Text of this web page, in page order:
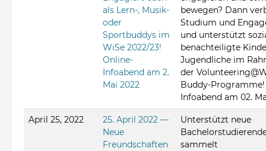
als Lern-, Musik-
oder
Sportbuddys im
WiSe 2022/23!
Online-
Infoabend am 2.
Mai 2022
bewegen? Dann
Studium und
und unterstützt
benachteiligte
Jugendliche im
der
Buddy-Programme!
Infoabend am 02.
April 25, 2022
25. April 2022 —
Neue
Freundschaften
Unterstützt neue
sammelt